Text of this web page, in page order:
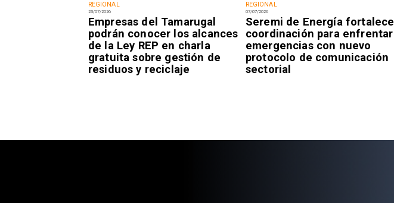
REGIONAL
23/07/2026
Empresas del Tamarugal
podrán conocer los alcances
de la Ley REP en charla
gratuita sobre gestión de
residuos y reciclaje
REGIONAL
07/07/2026
Seremi de Energía fortalece
coordinación para enfrentar
emergencias con nuevo
protocolo de comunicación
sectorial